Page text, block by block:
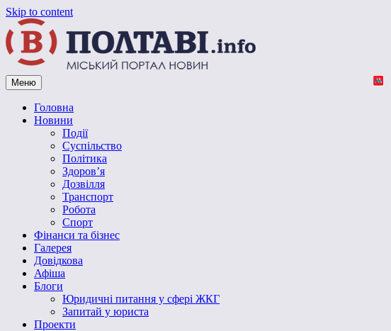
Skip to content
Vpoltave.info
Полтавський портал новин
Меню
Головна
Новини
Події
Суспільство
Політика
Здоров’я
Дозвілля
Транспорт
Робота
Спорт
Фінанси та бізнес
Галерея
Довідкова
Афіша
Блоги
Юридичні питання у сфері ЖКГ
Запитай у юриста
Проекти